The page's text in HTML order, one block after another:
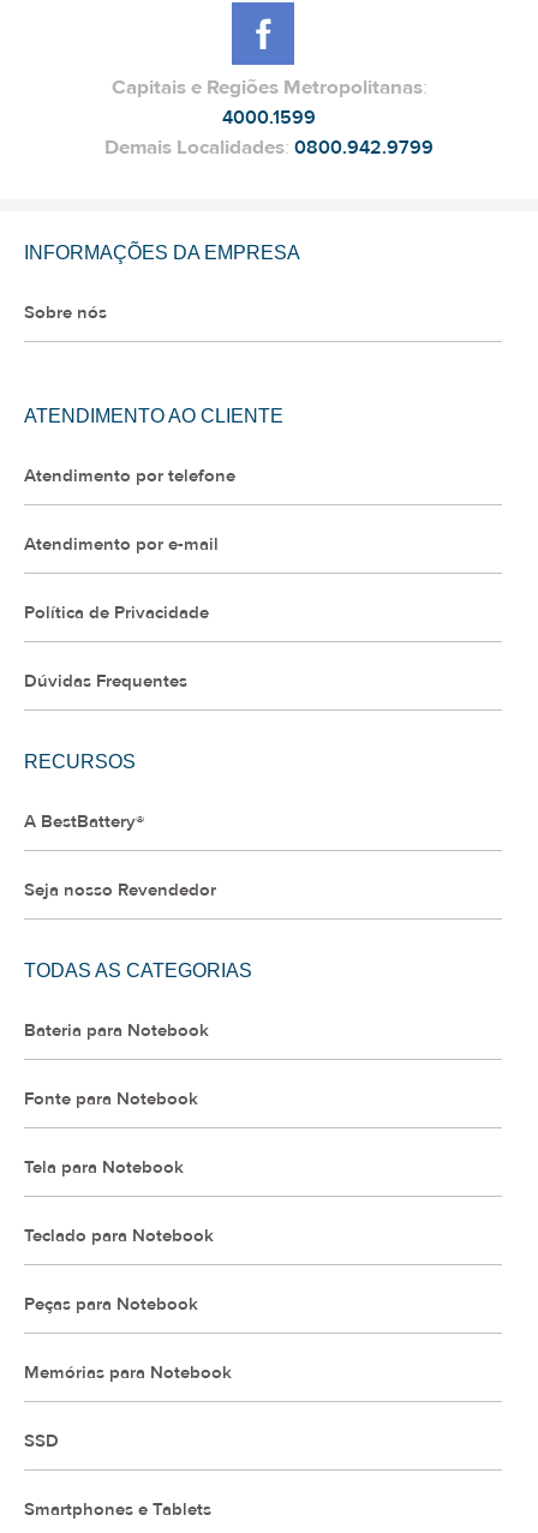
Capitais e Regiões Metropolitanas:
4000.1599
Demais Localidades: 0800.942.9799
INFORMAÇÕES DA EMPRESA
Sobre nós
ATENDIMENTO AO CLIENTE
Atendimento por telefone
Atendimento por e-mail
Política de Privacidade
Dúvidas Frequentes
RECURSOS
A BestBattery®
Seja nosso Revendedor
TODAS AS CATEGORIAS
Bateria para Notebook
Fonte para Notebook
Tela para Notebook
Teclado para Notebook
Peças para Notebook
Memórias para Notebook
SSD
Smartphones e Tablets